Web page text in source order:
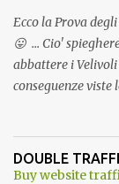
Ecco la Prova
😛 ... Cio'
abbattere i
conseguenze
ancora una
una guerra
DOUBLE
Buy website